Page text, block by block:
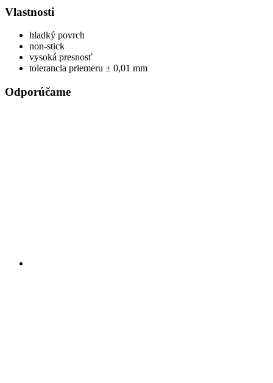
Vlastnosti
hladký povrch
non-stick
vysoká presnosť
tolerancia priemeru ± 0,01 mm
Odporúčame